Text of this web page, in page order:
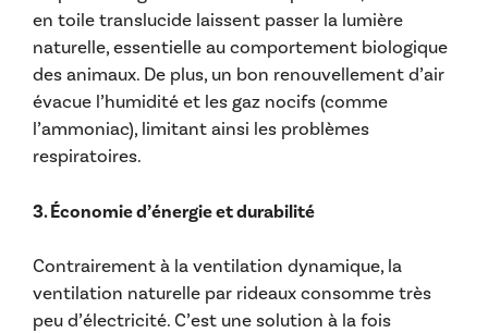
en toile translucide laissent passer la lumière
naturelle, essentielle au comportement biologique
des animaux. De plus, un bon renouvellement d’air
évacue l’humidité et les gaz nocifs (comme
l’ammoniac), limitant ainsi les problèmes
respiratoires.
3. Économie d’énergie et durabilité
Contrairement à la ventilation dynamique, la
ventilation naturelle par rideaux consomme très
peu d’électricité. C’est une solution à la fois